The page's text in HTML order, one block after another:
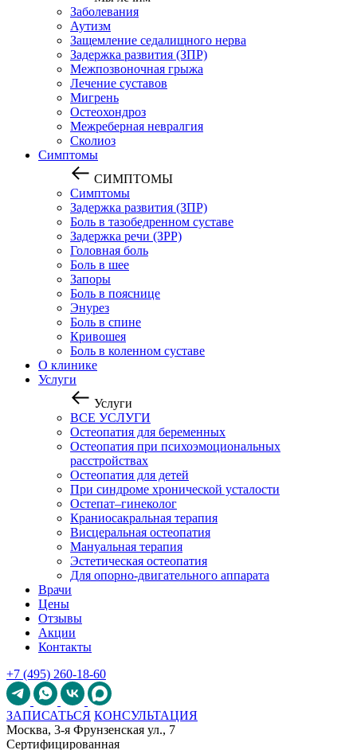
Заболевания
Аутизм
Защемление седалищного нерва
Задержка развития (ЗПР)
Межпозвоночная грыжа
Лечение суставов
Мигрень
Остеохондроз
Межреберная невралгия
Сколиоз
Симптомы
СИМПТОМЫ
Симптомы
Задержка развития (ЗПР)
Боль в тазобедренном суставе
Задержка речи (ЗРР)
Головная боль
Боль в шее
Запоры
Боль в пояснице
Энурез
Боль в спине
Кривошея
Боль в коленном суставе
О клинике
Услуги
Услуги
ВСЕ УСЛУГИ
Остеопатия для беременных
Остеопатия при психоэмоциональных
расстройствах
Остеопатия для детей
При синдроме хронической усталости
Остепат–гинеколог
Краниосакральная терапия
Висцеральная остеопатия
Мануальная терапия
Эстетическая остеопатия
Для опорно-двигательного аппарата
Врачи
Цены
Отзывы
Акции
Контакты
+7 (495) 260-18-60
ЗАПИСАТЬСЯ КОНСУЛЬТАЦИЯ
Москва, 3-я Фрунзенская ул., 7
Сертифицированная